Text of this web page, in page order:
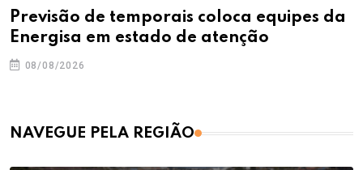
Previsão de temporais coloca equipes da
Energisa em estado de atenção
08/08/2026
NAVEGUE PELA REGIÃO